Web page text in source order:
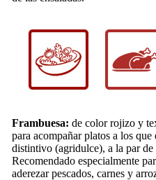
Frambuesa: de color rojizo y
para acompañar platos a los
distintivo (agridulce), a la par de
Recomendado especialmente
aderezar pescados, carnes y